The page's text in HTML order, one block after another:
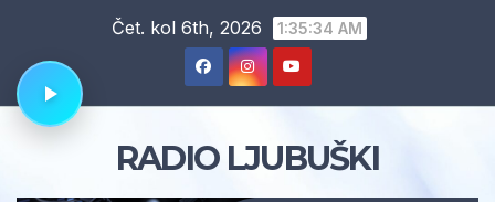
content
Čet. kol 6th, 2026 1:35:35 AM
RADIO LJUBUŠKI